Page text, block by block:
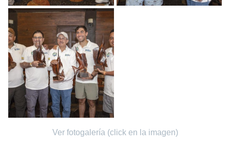
Ver fotogalería (click en la imagen)